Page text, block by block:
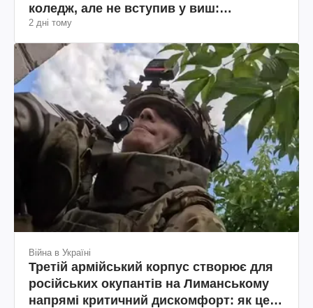
коледж, але не вступив у виш:
пояснення юриста
2 дні тому
Війна в Україні
Третій армійський корпус створює для
російських окупантів на Лиманському
напрямі критичний дискомфорт: як це